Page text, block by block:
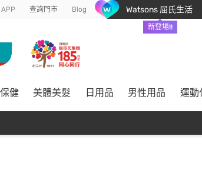
查詢門市 Blog Watsons 屈氏生活
新登場!!
保健 美體美髮 日用品 男性用品 運動